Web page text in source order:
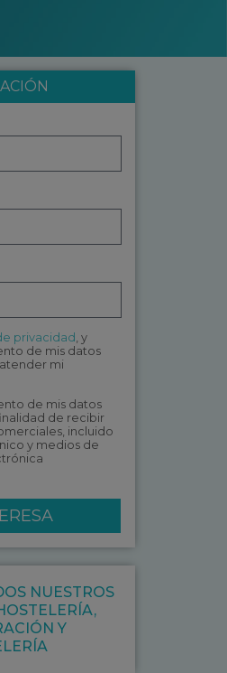
privacidad , y
de mis datos
mi
de mis datos
de recibir
incluido
y medios de
NUESTROS
,
Y